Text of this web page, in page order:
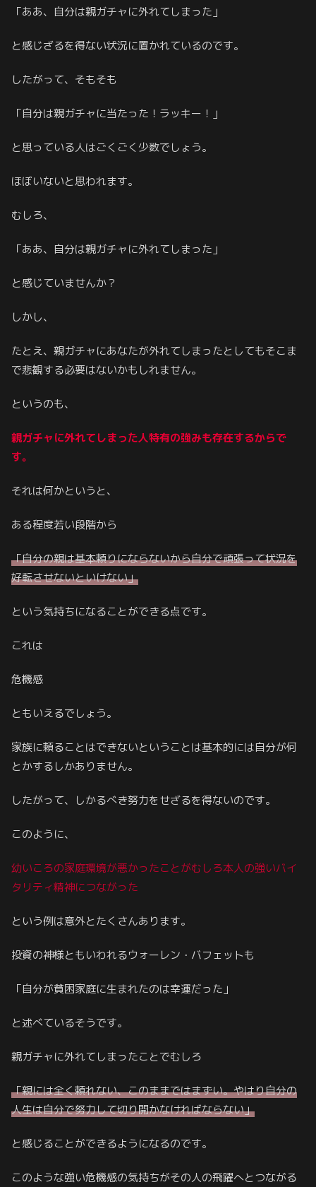
「ああ、自分は親ガチャに外れてしまった」
と感じざるを得ない状況に置かれているのです。
したがって、そもそも
「自分は親ガチャに当たった！ラッキー！」
と思っている人はごくごく少数でしょう。
ほぼいないと思われます。
むしろ、
「ああ、自分は親ガチャに外れてしまった」
と感じていませんか？
しかし、
たとえ、親ガチャにあなたが外れてしまったとしてもそこま
で悲観する必要はないかもしれません。
というのも、
親ガチャに外れてしまった人特有の強みも存在するからで
す。
それは何かというと、
ある程度若い段階から
「自分の親は基本頼りにならないから自分で頑張って状況を
好転させないといけない」
という気持ちになることができる点です。
これは
危機感
ともいえるでしょう。
家族に頼ることはできないということは基本的には自分が何
とかするしかありません。
したがって、しかるべき努力をせざるを得ないのです。
このように、
幼いころの家庭環境が悪かったことがむしろ本人の強いバイ
タリティ精神につながった
という例は意外とたくさんあります。
投資の神様ともいわれるウォーレン・バフェットも
「自分が貧困家庭に生まれたのは幸運だった」
と述べているそうです。
親ガチャに外れてしまったことでむしろ
「親には全く頼れない、このままではまずい。やはり自分の
人生は自分で努力して切り開かなければならない」
と感じることができるようになるのです。
このような強い危機感の気持ちがその人の飛躍へとつながる